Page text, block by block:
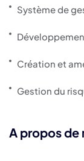
Système de
Création et
Gestion du
A propos de